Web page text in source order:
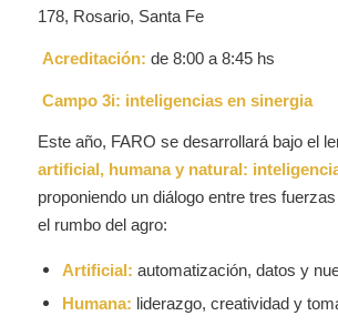
178, Rosario, Santa Fe
Acreditación: de 8:00 a 8:45 hs
Campo 3i: inteligencias en sinergia
Este año, FARO se desarrollará bajo el
artificial, humana y natural:
proponiendo un diálogo entre tres
el rumbo del agro:
Artificial: automatización, datos y
Humana: liderazgo, creatividad y